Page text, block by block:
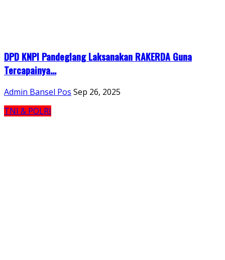
DPD KNPI Pandeglang Laksanakan RAKERDA Guna
Tercapainya...
Admin Bansel Pos Sep 26, 2025
TNI & POLRI